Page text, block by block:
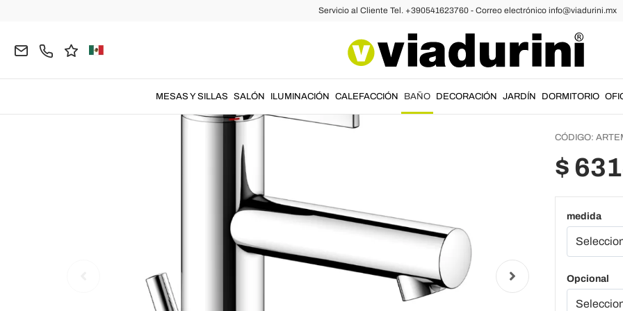
Servicio al Cliente Tel. +390541623760 - Correo electrónico info@viadurini.mx
MESAS Y SILLAS SALÓN ILUMINACIÓN CALEFACCIÓN BAÑO DECORACIÓN JARDÍN DORMITORIO
CÓDIGO:
$
medida
Opcional